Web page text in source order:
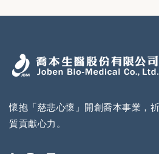
懷抱「慈悲心懷」開創喬本事業，
質貢獻心力。